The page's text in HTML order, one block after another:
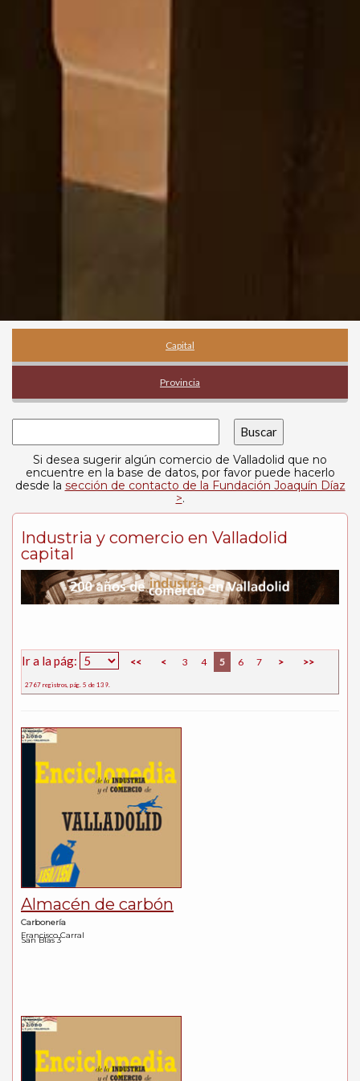
Capital
Provincia
Si desea sugerir algún comercio de Valladolid que no
encuentre en la base de datos, por favor puede hacerlo
desde la sección de contacto de la Fundación Joaquín Díaz
>.
Industria y comercio en Valladolid
capital
Ir a la pág: << < 3 4 5 6 7 > >>
2767 registros, pág. 5 de 139.
Almacén de carbón
Carbonería
Francisco Carral
San Blas 3